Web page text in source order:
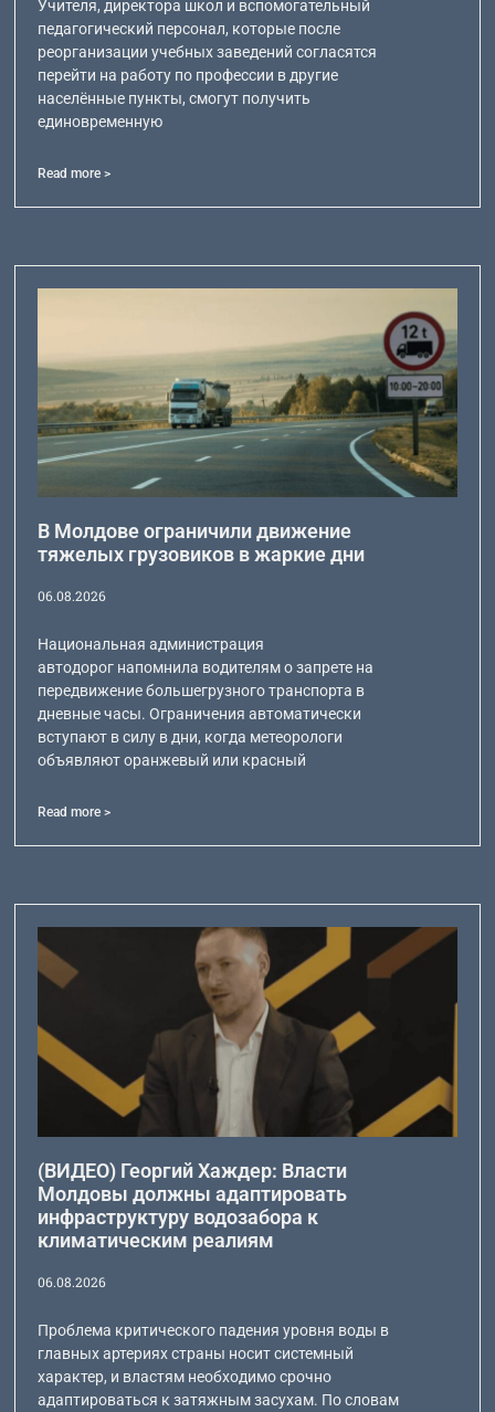
Учителя, директора школ и вспомогательный
педагогический персонал, которые после
реорганизации учебных заведений согласятся
перейти на работу по профессии в другие
населённые пункты, смогут получить
единовременную
Read more >
В Молдове ограничили движение
тяжелых грузовиков в жаркие дни
06.08.2026
Национальная администрация
автодорог напомнила водителям о запрете на
передвижение большегрузного транспорта в
дневные часы. Ограничения автоматически
вступают в силу в дни, когда метеорологи
объявляют оранжевый или красный
Read more >
(ВИДЕО) Георгий Хаждер: Власти
Молдовы должны адаптировать
инфраструктуру водозабора к
климатическим реалиям
06.08.2026
Проблема критического падения уровня воды в
главных артериях страны носит системный
характер, и властям необходимо срочно
адаптироваться к затяжным засухам. По словам